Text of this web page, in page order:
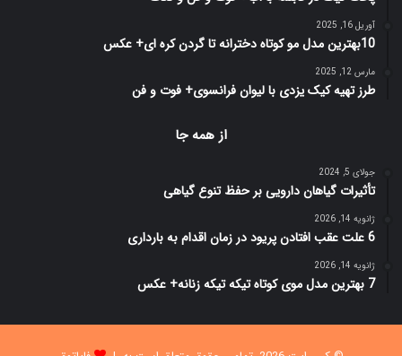
آوریل 16, 2025
10بهترین مدل مو کوتاه دخترانه تا گردن کره ای+ عکس
مارس 12, 2025
طرز تهیه کیک یزدی با لیوان فرانسوی+ فوت و فن
از همه جا
جولای 5, 2024
تأثیرات گیاهان دارویی بر حفظ تنوع گیاهی
ژانویه 14, 2026
6 علت عقب افتادن پریود در زمان اقدام به بارداری
ژانویه 14, 2026
7 بهترین مدل موی کوتاه تیکه تیکه زنانه+ عکس